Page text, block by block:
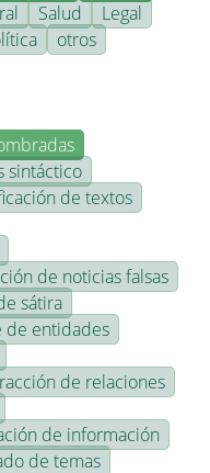
Salud
Legal
otros
sintáctico
de textos
de noticias falsas
sátira
de entidades
de relaciones
de información
de temas